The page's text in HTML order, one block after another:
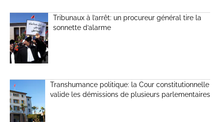
Tribunaux à l’arrêt: un procureur général tire la
sonnette d’alarme
Transhumance politique: la Cour constitutionnelle
valide les démissions de plusieurs parlementaires